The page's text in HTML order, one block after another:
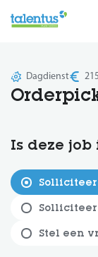
Dagdienst
Is deze job
Stel een